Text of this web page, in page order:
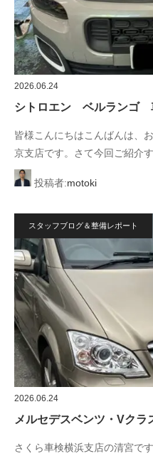
2026.06.24
シトロエン ベルランゴ
皆様こんにちはこんばんは、
京支店です。さて今回ご紹介
投稿者:motoki
スタッフブログ＆整備レポート
2026.06.24
メルセデスベンツ・Vクラ
さくら車検横浜支店の清宮で